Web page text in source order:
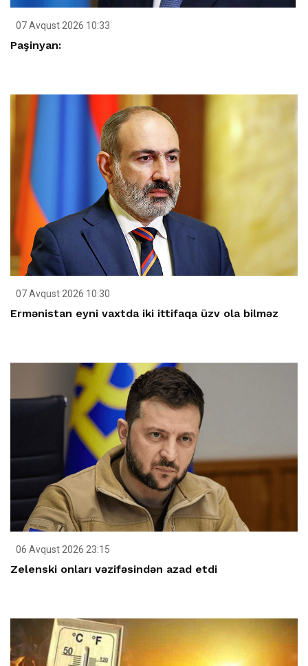
07 Avqust 2026 10:33
Paşinyan:
07 Avqust 2026 10:30
Ermənistan eyni vaxtda iki ittifaqa üzv ola bilməz
06 Avqust 2026 23:15
Zelenski onları vəzifəsindən azad etdi